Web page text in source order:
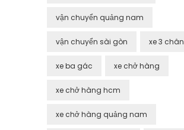
vận chuyển quảng nam
vận chuyển sài gòn xe 3 chân
xe ba gác xe chở hàng
xe chở hàng hcm
xe chở hàng quảng nam